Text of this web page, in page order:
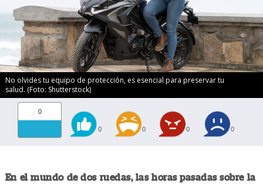
No olvides tu equipo de protección, es esencial para preservar tu
salud. (Foto: Shutterstock)
0
0 0 0 0
En el mundo de dos ruedas, las horas pasadas sobre la